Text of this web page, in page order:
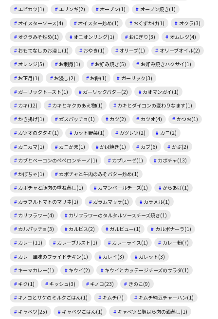
エビカツ(1)
エリンギ(2) オーブン(1)
オーブン焼き(1)
オイスターソース(4)
オイスター炒め(1) おくずかけ(1)
オクラ(3)
オクラみそ炒め(1)
オニオンリング(1) おにぎり(3)
オムレツ(4)
おもてなしのお浸し(1)
おやき(1) オリーブ(1)
オリーブオイル(2)
オレンジ(5)
お刺身(1) お好み焼き(5)
お好み焼きハクサイ(1)
お正月(1)
お浸し(2) お餅(1)
ガーリック(3)
ガーリックトースト(1)
ガーリックバター(2)
カオマンガイ(1)
カキ(12)
カキとキクのあえ物(1)
カキとダイコンの変わりなます(1)
かき揚げ(1)
ガスパッチョ(1) カツ(2) カツオ(4)
かつお(1)
カツオのタタキ(1)
カット野菜(1) カツレツ(2)
カニ(2)
カニカマ(1)
カニかま(1) かば焼き(1) カブ(6)
かぶ(2)
カブとベーコンのペペロンチーノ(1)
カプレーゼ(1)
カボチャ(13)
かぼちゃ(1)
カボチャと牛肉のみそバター炒め(1)
カボチャと豚肉の重ね蒸し(1)
カマンベールチーズ(1)
からあげ(1)
カラフルトマトのマリネ(1)
ガラムマサラ(1)
カラメル(1)
カリフラワー(4)
カリフラワーのタルタルソースチーズ焼き(1)
カルパッチョ(3)
カルピス(2) ガルビュー(1)
カルボナーラ(1)
カレー(11)
カレーブルスト(1) カレーライス(1)
カレー粉(7)
カレー風味のフライドチキン(1)
カレイ(3)
ガレット(3)
キーマカレー(1)
キウイ(2)
キウイとカッテージチーズのサラダ(1)
キク(1)
キッシュ(3) キノコ(23)
きのこ(9)
キノコとサケのミルクごはん(1)
キムチ(7)
キムチ納豆チャーハン(1)
キャベツ(25)
キャベツごはん(1)
キャベツと豚ばら肉の酒蒸し(1)